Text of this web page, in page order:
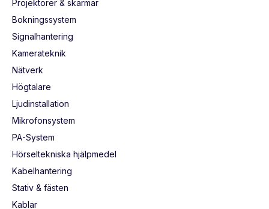
Projektorer & skärmar
Bokningssystem
Signalhantering
Kamerateknik
Nätverk
Högtalare
Ljudinstallation
Mikrofonsystem
PA-System
Hörseltekniska hjälpmedel
Kabelhantering
Stativ & fästen
Kablar